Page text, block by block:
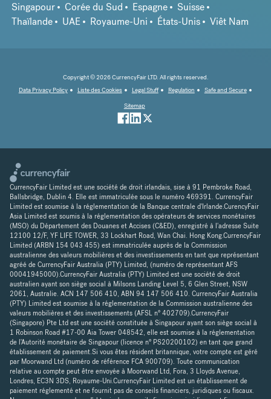
Singapour
Corée du Sud Espagne
Suisse
Thaïlande
UAE Royaume-Uni États-Unis Viêt Nam
Copyright © 2026 CurrencyFair LTD. All rights reserved.
Data Privacy Policy
Liste des Cookies Legal Stuff Regulation
Safe and Secure
Sitemap
CurrencyFair Limited est une société de droit irlandais, sise à 91 Pembroke Road,
Ballsbridge, Dublin 4. Elle est immatriculée sous le numéro 469391. CurrencyFair
Limited est soumise à la réglementation de la Banque centrale d'Irlande.CurencyFair
Asia Limited est soumis à la réglementation des opérateurs de services monétaires
(MSO) du Département des Douanes et Accises (C&ED), enregistré à l'adresse Suite
12100 12/F, YF LIFE TOWER, 33 Lockhart Road, Wan Chai. Hong Kong.CurrencyFair
Limited (ARBN 154 043 455) est immatriculée auprès de la Commission
australienne des valeurs mobilières et des investissements en tant que représentant
agréé de CurrencyFair Australia (PTY) Limited, (numéro de représentant AFS
00041945000).CurrencyFair Australia (PTY) Limited est une société de droit
australien ayant son siège social à Milsons Landing Level 5, 6 Glen Street, NSW
2061, Australie. ACN 147 506 410, ABN 94 147 506 410. CurrencyFair Australia
(PTY) Limited est soumise à la réglementation de la Commission australienne des
valeurs mobilières et des investissements (AFSL n° 402709).CurrencyFair
(Singapore) Pte Ltd est une société constituée à Singapour ayant son siège social à
1 Robinson Road #17-00 Aia Tower 048542, elle est soumise à la réglementation
de l'Autorité monétaire de Singapour (licence n° PS20200102) en tant que grand
établissement de paiement.Si vous êtes résident britannique, votre compte est géré
par Moorwand Ltd (numéro de référence FCA 900709). Toute communication
relative au compte peut être envoyée à Moorwand Ltd, Fora, 3 Lloyds Avenue,
Londres, EC3N 3DS, Royaume-Uni.CurrencyFair Limited est un établissement de
paiement réglementé et ne fournit pas de conseils financiers, juridiques ou fiscaux.